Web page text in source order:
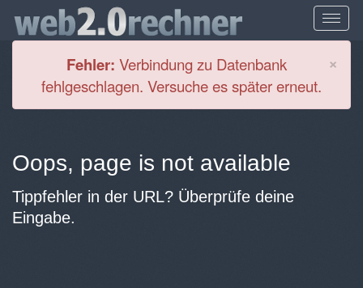
×
Fehler: Verbindung zu Datenbank
fehlgeschlagen. Versuche es später erneut.
Oops, page is not available
Tippfehler in der URL? Überprüfe deine
Eingabe.